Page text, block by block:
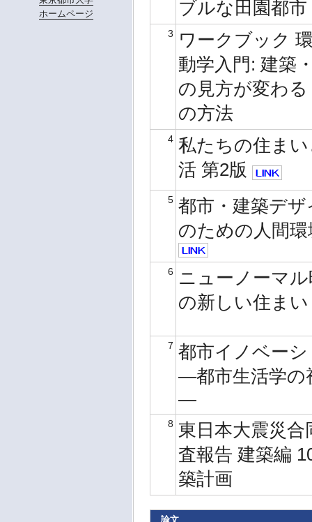
ホームページ
ブルな田園都市
3
ワークブック
動学入門: 建築
の見方が変わる
の方法
4 私たちの住ま
活 第2版
5 都市・建築デザ
のための人間
6
ニューノーマ
の新しい住ま
7 都市イノベー
―都市生活学の
―
8 東日本大震災合
査報告 建築編
築計画
論文